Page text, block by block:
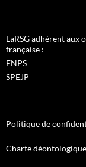
LaRSG adhèrent aux
française :
FNPS
SPEJP
Politique de
Charte